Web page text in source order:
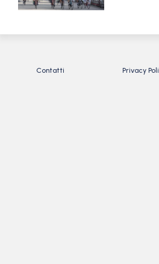
Contatti Privacy